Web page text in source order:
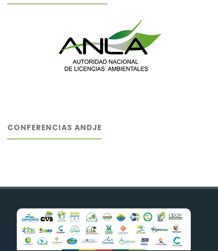
CONFERENCIAS ANDJE